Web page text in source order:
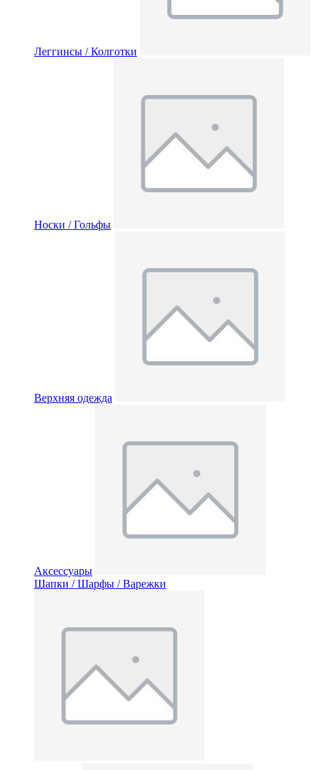
Леггинсы / Колготки
Носки / Гольфы
Верхняя одежда
Аксессуары
Шапки / Шарфы / Варежки